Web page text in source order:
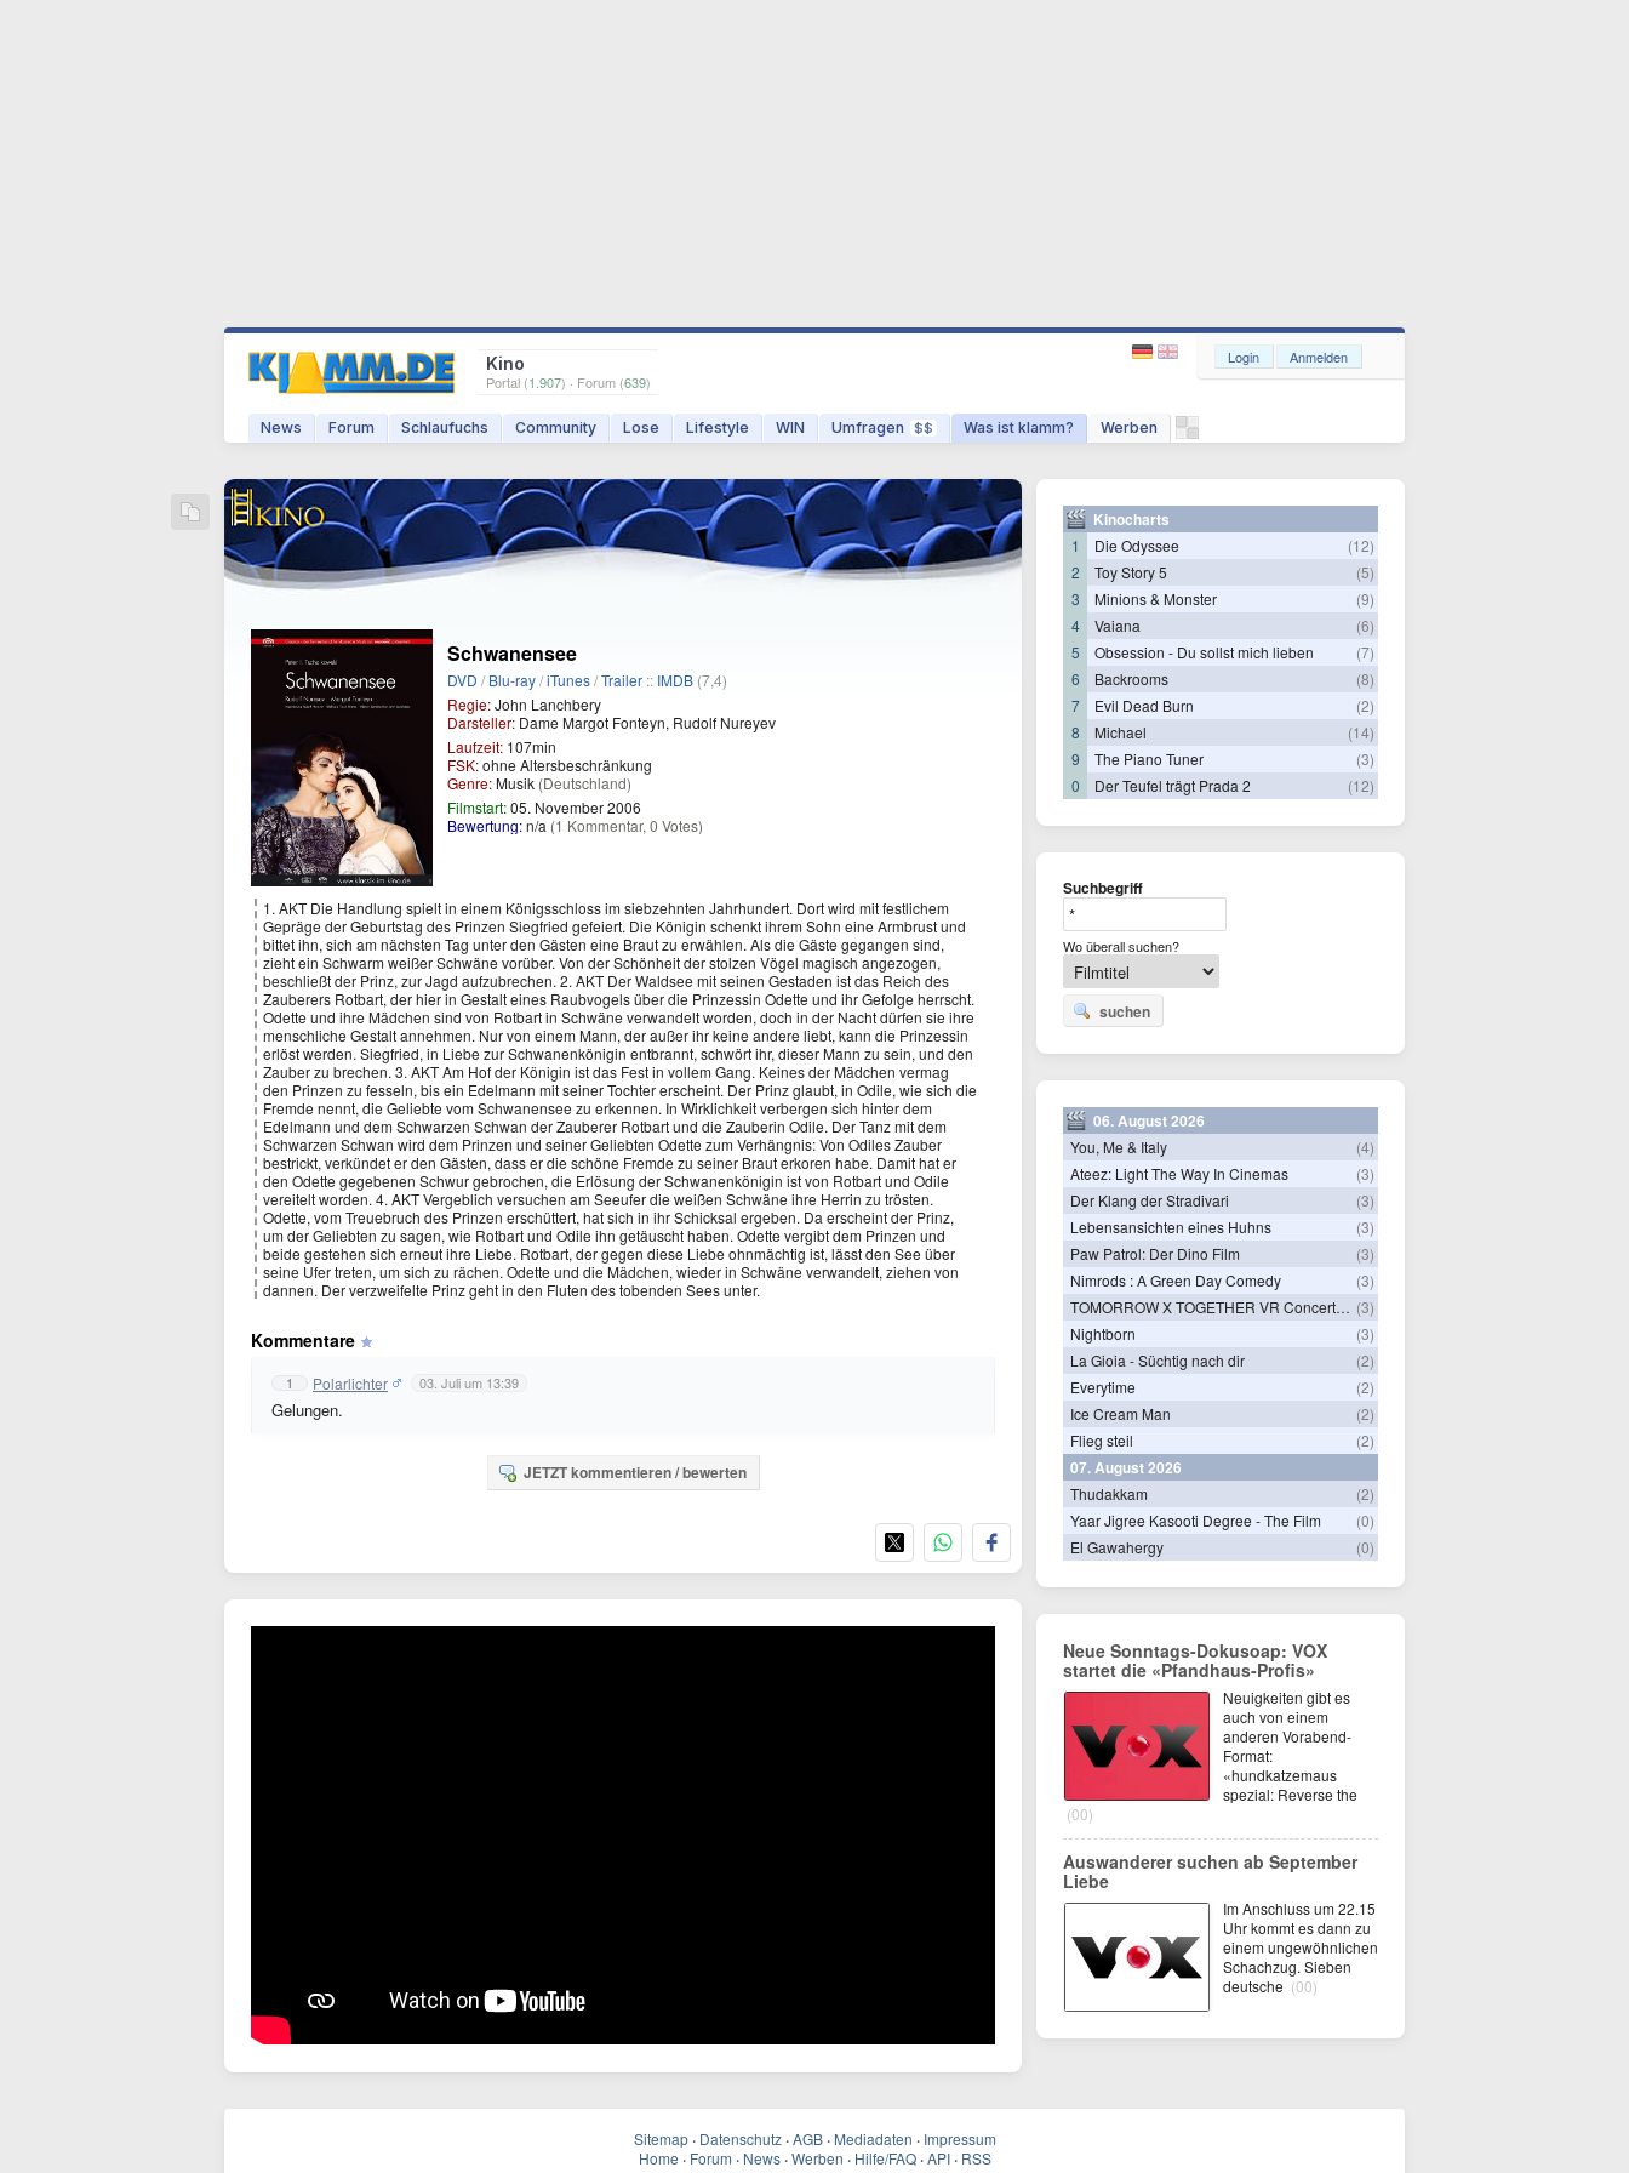
Kino
Portal (1.907) · Forum (639)
News Forum Schlaufuchs Community Lose Lifestyle WIN Umfragen $$ Was ist klamm? Werben
Login Anmelden
Schwanensee
DVD /Blu-ray/iTunes/Trailer :: IMDB (7,4)
Regie:John Lanchbery
Darsteller: Dame Margot Fonteyn, Rudolf Nureyev
Laufzeit: 107min
FSK:ohne Altersbeschränkung
Genre:Musik (Deutschland)
Filmstart:05. November 2006
Bewertung:n/a (1 Kommentar, 0 Votes)
1. AKT Die Handlung spielt in einem Königsschloss im siebzehnten Jahrhundert. Dort wird mit festlichem
Gepräge der Geburtstag des Prinzen Siegfried gefeiert. Die Königin schenkt ihrem Sohn eine Armbrust und
bittet ihn, sich am nächsten Tag unter den Gästen eine Braut zu erwählen. Als die Gäste gegangen sind,
zieht ein Schwarm weißer Schwäne vorüber. Von der Schönheit der stolzen Vögel magisch angezogen,
beschließt der Prinz, zur Jagd aufzubrechen. 2. AKT Der Waldsee mit seinen Gestaden ist das Reich des
Zauberers Rotbart, der hier in Gestalt eines Raubvogels über die Prinzessin Odette und ihr Gefolge herrscht.
Odette und ihre Mädchen sind von Rotbart in Schwäne verwandelt worden, doch in der Nacht dürfen sie ihre
menschliche Gestalt annehmen. Nur von einem Mann, der außer ihr keine andere liebt, kann die Prinzessin
erlöst werden. Siegfried, in Liebe zur Schwanenkönigin entbrannt, schwört ihr, dieser Mann zu sein, und den
Zauber zu brechen. 3. AKT Am Hof der Königin ist das Fest in vollem Gang. Keines der Mädchen vermag
den Prinzen zu fesseln, bis ein Edelmann mit seiner Tochter erscheint. Der Prinz glaubt, in Odile, wie sich die
Fremde nennt, die Geliebte vom Schwanensee zu erkennen. In Wirklichkeit verbergen sich hinter dem
Edelmann und dem Schwarzen Schwan der Zauberer Rotbart und die Zauberin Odile. Der Tanz mit dem
Schwarzen Schwan wird dem Prinzen und seiner Geliebten Odette zum Verhängnis: Von Odiles Zauber
bestrickt, verkündet er den Gästen, dass er die schöne Fremde zu seiner Braut erkoren habe. Damit hat er
den Odette gegebenen Schwur gebrochen, die Erlösung der Schwanenkönigin ist von Rotbart und Odile
vereitelt worden. 4. AKT Vergeblich versuchen am Seeufer die weißen Schwäne ihre Herrin zu trösten.
Odette, vom Treuebruch des Prinzen erschüttert, hat sich in ihr Schicksal ergeben. Da erscheint der Prinz,
um der Geliebten zu sagen, wie Rotbart und Odile ihn getäuscht haben. Odette vergibt dem Prinzen und
beide gestehen sich erneut ihre Liebe. Rotbart, der gegen diese Liebe ohnmächtig ist, lässt den See über
seine Ufer treten, um sich zu rächen. Odette und die Mädchen, wieder in Schwäne verwandelt, ziehen von
dannen. Der verzweifelte Prinz geht in den Fluten des tobenden Sees unter.
Kommentare
1 Polarlichter 03. Juli um 13:39
Gelungen.
JETZT kommentieren / bewerten
Kinocharts
1 Die Odyssee
(12)
2
Toy Story 5
(5)
3
Minions & Monster
(9)
4
Vaiana
(6)
5
Obsession - Du sollst mich lieben
(7)
6
Backrooms
(8)
7
Evil Dead Burn
(2)
8
Michael
(14)
9
The Piano Tuner
(3)
0
Der Teufel trägt Prada 2 (12)
Suchbegriff
Wo überall suchen?
suchen
06. August 2026
You, Me & Italy
(4)
Ateez: Light The Way In Cinemas
(3)
Der Klang der Stradivari
(3)
Lebensansichten eines Huhns
(3)
Paw Patrol: Der Dino Film
(3)
Nimrods : A Green Day Comedy
(3)
TOMORROW X TOGETHER VR Concert: Endless Ride (3)
Nightborn
(3)
La Gioia - Süchtig nach dir
(2)
Everytime
(2)
Ice Cream Man
(2)
Flieg steil
(2)
07. August 2026
Thudakkam
(2)
Yaar Jigree Kasooti Degree - The Film
(0)
El Gawahergy
(0)
Neue Sonntags-Dokusoap: VOX
startet die «Pfandhaus-Profis»
Neuigkeiten gibt es
auch von einem
anderen Vorabend-
Format:
«hundkatzemaus
spezial: Reverse the
(00)
Auswanderer suchen ab September
Liebe
Im Anschluss um 22.15
Uhr kommt es dann zu
einem ungewöhnlichen
Schachzug. Sieben
deutsche (00)
Sitemap · Datenschutz · AGB · Mediadaten · Impressum
Home · Forum · News · Werben · Hilfe/FAQ · API · RSS